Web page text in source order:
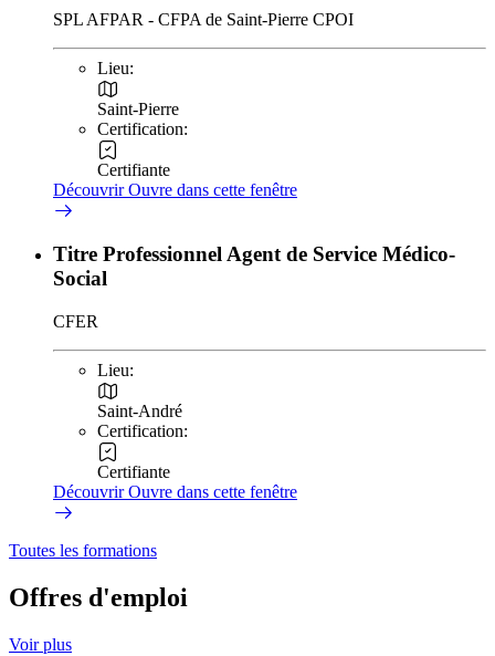
SPL AFPAR - CFPA de Saint-Pierre CPOI
Lieu:
Saint-Pierre
Certification:
Certifiante
DécouvrirOuvre dans cette fenêtre
Titre Professionnel Agent de Service Médico-
Social
CFER
Lieu:
Saint-André
Certification:
Certifiante
DécouvrirOuvre dans cette fenêtre
Toutes les formations
Offres d'emploi
Voir plus